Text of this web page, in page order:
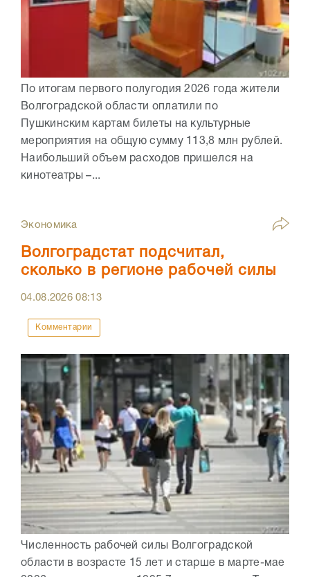
По итогам первого полугодия 2026 года жители
Волгоградской области оплатили по
Пушкинским картам билеты на культурные
мероприятия на общую сумму 113,8 млн рублей.
Наибольший объем расходов пришелся на
кинотеатры –...
Экономика
Волгоградстат подсчитал,
сколько в регионе рабочей силы
04.08.202608:13
Комментарии
Численность рабочей силы Волгоградской
области в возрасте 15 лет и старше в марте-мае